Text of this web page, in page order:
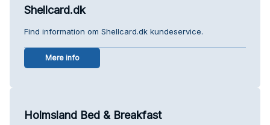
Shellcard.dk
Find information om Shellcard.dk kundeservice.
Mere info
Holmsland Bed & Breakfast